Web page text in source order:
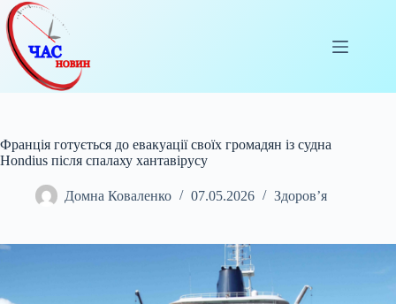
Перейти
до
вмісту
Франція готується до евакуації своїх громадян із судна
Hondius після спалаху хантавірусу
Домна Коваленко 07.05.2026 Здоров’я